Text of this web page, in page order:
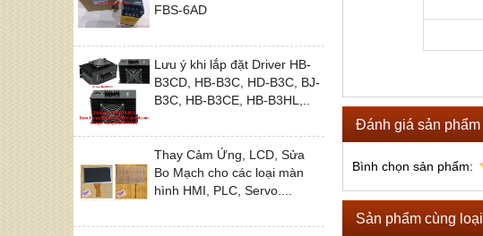
FBS-6AD
Lưu ý khi lắp đặt Driver HB-
B3CD, HB-B3C, HD-B3C, BJ-
B3C, HB-B3CE, HB-B3HL,..
Thay Cảm Ứng, LCD, Sửa
Bo Mạch cho các loại màn
hình HMI, PLC, Servo....
Đánh giá sản phẩm
Bình chọn sản phẩm:
Sản phẩm cùng loại